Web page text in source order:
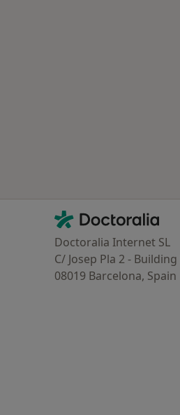
Contacto
Doctoralia - Homepage
Doctoralia Internet SL
C/ Josep Pla 2 -
08019 Barcelona, Spain